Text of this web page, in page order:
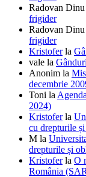
Radovan
frigider
Radovan
frigider
Kristoferla
vale la
Anonim la
decembrie
Toni la
2024)
Kristoferla
cu drepturile
M la
drepturile și
Kristoferla O
România